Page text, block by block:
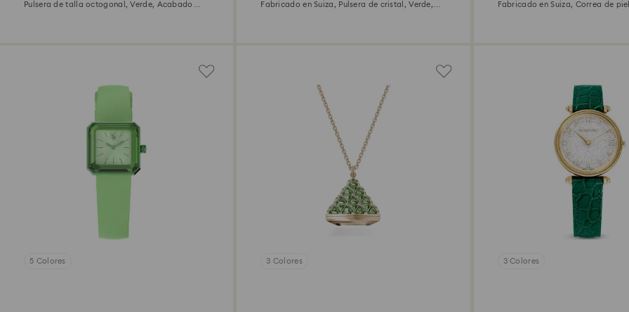
Pulsera de talla octogonal, Verde, Acabado
Fabricado en Suiza, Pulsera de cristal, Verde,
Fabricado en Suiza, Correa de
5 Colores 3 Colores 3 Colores